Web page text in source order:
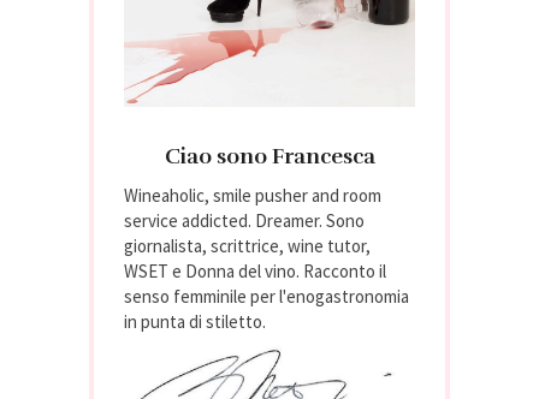
Ciao sono Francesca
Wineaholic, smile pusher and room
service addicted. Dreamer. Sono
giornalista, scrittrice, wine tutor,
WSET e Donna del vino. Racconto il
senso femminile per l'enogastronomia
in punta di stiletto.